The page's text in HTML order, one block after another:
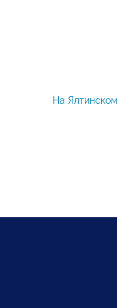
На